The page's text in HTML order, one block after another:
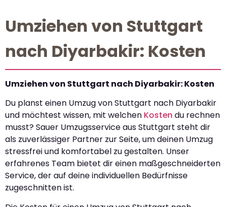
Umziehen von Stuttgart
nach Diyarbakir: Kosten
Umziehen von Stuttgart nach Diyarbakir: Kosten
Du planst einen Umzug von Stuttgart nach Diyarbakir
und möchtest wissen, mit welchen Kosten du rechnen
musst? Sauer Umzugsservice aus Stuttgart steht dir
als zuverlässiger Partner zur Seite, um deinen Umzug
stressfrei und komfortabel zu gestalten. Unser
erfahrenes Team bietet dir einen maßgeschneiderten
Service, der auf deine individuellen Bedürfnisse
zugeschnitten ist.